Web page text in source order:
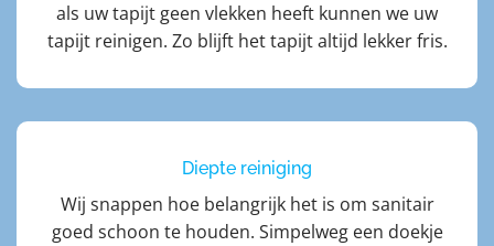
als uw tapijt geen vlekken heeft kunnen we uw
tapijt reinigen. Zo blijft het tapijt altijd lekker fris.
Diepte reiniging
Wij snappen hoe belangrijk het is om sanitair
goed schoon te houden. Simpelweg een doekje